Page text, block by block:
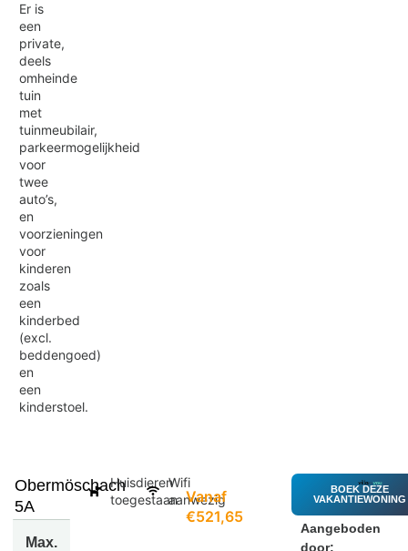
Obermöschach
5A
Max.
Huisdieren
toegestaan
Wifi
aanwezig
Vanaf
€521,65
BOEK DEZE
VAKANTIEWONING
Aangeboden
door:
Er is
een
private,
deels
omheinde
tuin
met
tuinmeubilair,
parkeermogelijkheid
voor
twee
auto’s,
en
voorzieningen
voor
kinderen
zoals
een
kinderbed
(excl.
beddengoed)
en
een
kinderstoel.